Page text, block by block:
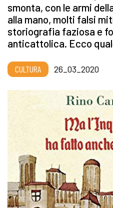
smonta, con le armi
alla mano, molti falsi
storiografia faziosa e
anticattolica. Ecco
CULTURA 26_03_2020